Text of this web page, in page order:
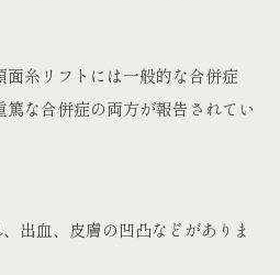
糸リフトには一般的な合併症
篤な合併症の両方が報告されてい
出血、皮膚の凹凸などがありま